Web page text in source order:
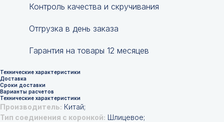
Контроль качества и скручивания
Отгрузка в день заказа
Гарантия на товары 12 месяцев
Технические характеристики
Доставка
Сроки доставки
Варианты расчетов
Технические характеристики
Производитель: Китай;
Тип соединения с коронкой: Шлицевое;